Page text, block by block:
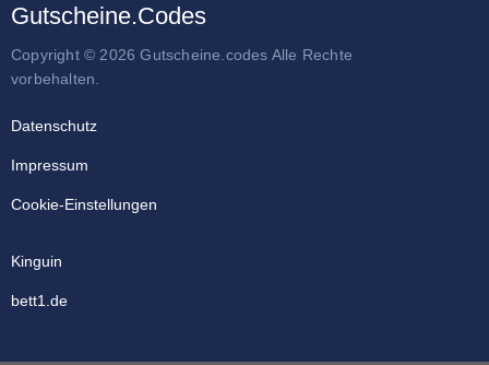
Gutscheine.Codes
Copyright © 2026 Gutscheine.codes Alle Rechte
vorbehalten.
Datenschutz
Impressum
Cookie-Einstellungen
Kinguin
bett1.de